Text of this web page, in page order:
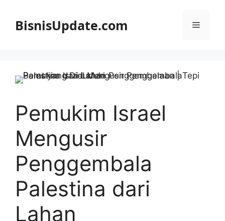
BisnisUpdate.com Menu
Pemukim Israel
Mengusir
Penggembala
Palestina dari
Lahan